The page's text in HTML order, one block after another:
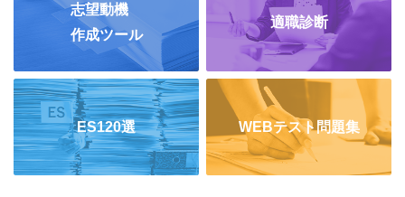
志望動機
作成ツール
適職診断
ES120選 WEBテスト問題集